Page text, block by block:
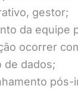
gestor;
da equipe
ocorrer
de dados;
pós-